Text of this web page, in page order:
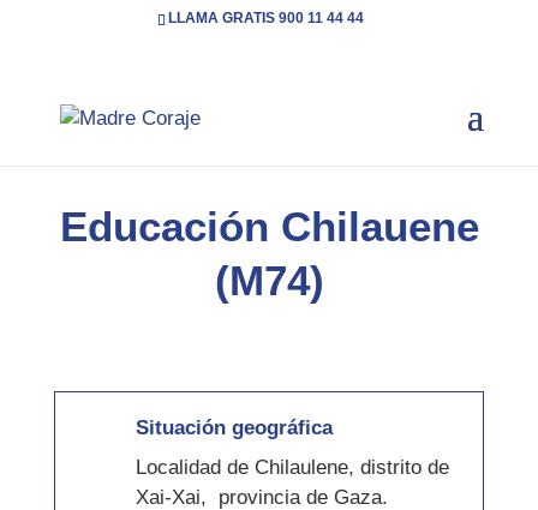
LLAMA GRATIS 900 11 44 44
Inicio 5 Cooperación Educación Chilauene (M74)
Educación Chilauene
(M74)
Situación geográfica
Localidad de Chilaulene, distrito de
Xai-Xai, provincia de Gaza.